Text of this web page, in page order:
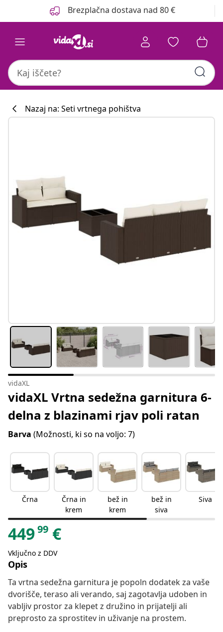
Brezplačna dostava nad 80 €
Nazaj na: Seti vrtnega pohištva
vidaXL
vidaXL Vrtna sedežna garnitura 6-
delna z blazinami rjav poli ratan
Barva (Možnosti, ki so na voljo: 7)
Črna
Črna in
krem
bež in
krem
bež in
siva
Siva
44999 €
Vključno z DDV
Opis
Ta vrtna sedežna garnitura je popoln dodatek za vaše
dvorišče, teraso ali verando, saj zagotavlja udoben in
vabljiv prostor za klepet z družino in prijatelji ali
preprosto za sprostitev in uživanje na prostem.